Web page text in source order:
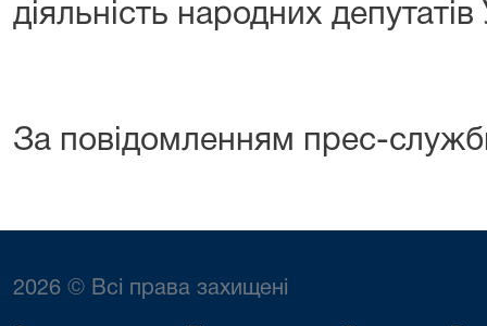
діяльність народних депутатів
За повідомленням прес-
2026 © Всі права захищені